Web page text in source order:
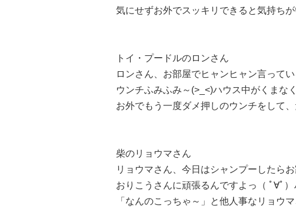
気にせずお外でスッキリできると気持ち
トイ・プードルのロンさん
ロンさん、お部屋でヒャンヒャン言ってい
ウンチふみふみ～(>_<)ハウス中がくまな
お外でもう一度ダメ押しのウンチをして
柴のリョウマさん
リョウマさん、今日はシャンプーしたら
おりこうさんに頑張るんですよっ（ ﾟ∀ﾟ）
「なんのこっちゃ～」と他人事なリョウ